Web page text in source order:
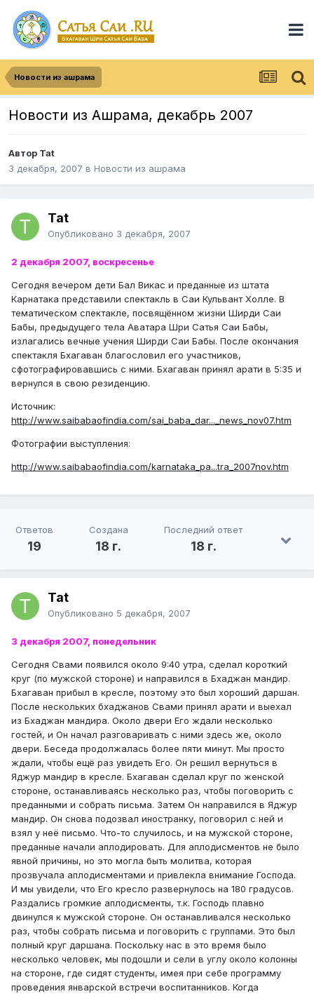
Новости из ашрама
Новости из Ашрама, декабрь 2007
Автор Tat
3 декабря, 2007 в Новости из ашрама
Tat
Опубликовано 3 декабря, 2007
2 декабря 2007, воскресенье
Сегодня вечером дети Бал Викас и преданные из штата
Карнатака представили спектакль в Саи Кульвант Холле. В
тематическом спектакле, посвящённом жизни Ширди Саи
Бабы, предыдущего тела Аватара Шри Сатья Саи Бабы,
излагались вечные учения Ширди Саи Бабы. После окончания
спектакля Бхагаван благословил его участников,
сфотографировавшись с ними. Бхагаван принял арати в 5:35 и
вернулся в свою резиденцию.
Источник:
http://www.saibabaofindia.com/sai_baba_dar..._news_nov07.htm
Фотографии выступления:
http://www.saibabaofindia.com/karnataka_pa...tra_2007nov.htm
Ответов
19
Создана
18 г.
Последний ответ
18 г.
Tat
Опубликовано 5 декабря, 2007
3 декабря 2007, понедельник
Сегодня Свами появился около 9:40 утра, сделал короткий
круг (по мужской стороне) и направился в Бхаджан мандир.
Бхагаван прибыл в кресле, поэтому это был хороший даршан.
После нескольких бхаджанов Свами принял арати и выехал
из Бхаджан мандира. Около двери Его ждали несколько
гостей, и Он начал разговаривать с ними здесь же, около
двери. Беседа продолжалась более пяти минут. Мы просто
ждали, чтобы ещё раз увидеть Его. Он решил вернуться в
Яджур мандир в кресле. Бхагаван сделал круг по женской
стороне, останавливаясь несколько раз, чтобы поговорить с
преданными и собрать письма. Затем Он направился в Яджур
мандир. Он снова подозвал иностранку, поговорил с ней и
взял у неё письмо. Что-то случилось, и на мужской стороне,
преданные начали аплодировать. Для аплодисментов не было
явной причины, но это могла быть молитва, которая
прозвучала аплодисментами и привлекла внимание Господа.
И мы увидели, что Его кресло развернулось на 180 градусов.
Раздались громкие аплодисменты, т.к. Господь плавно
двинулся к мужской стороне. Он останавливался несколько
раз, чтобы собрать письма и поговорить с группами. Это был
полный круг даршана. Поскольку нас в это время было
несколько человек, мы подошли и сели в углу около колонны
на стороне, где сидят студенты, имея при себе программу
проведения январской встречи воспитанников. Когда